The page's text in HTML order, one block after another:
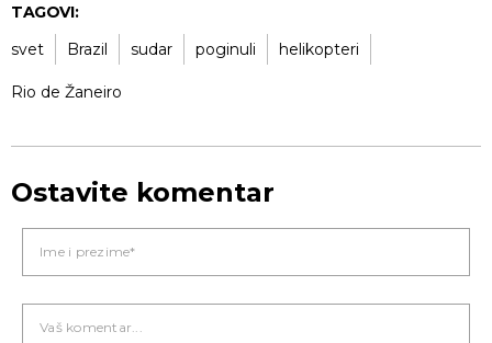
TAGOVI:
svet
Brazil sudar poginuli helikopteri
Rio de Žaneiro
Ostavite komentar